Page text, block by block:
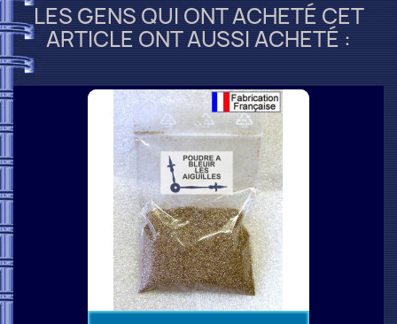
LES GENS QUI ONT ACHETÉ CET
ARTICLE ONT AUSSI ACHETÉ :